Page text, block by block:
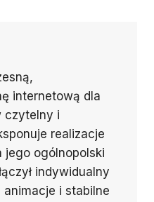
internetową dla
czytelny i
realizacje
jego ogólnopolski
indywidualny
i stabilne